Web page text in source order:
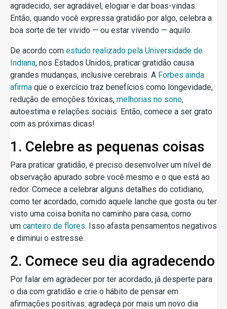
agradecido, ser agradável, elogiar e dar boas-vindas.
Então, quando você expressa gratidão por algo, celebra a
boa sorte de ter vivido — ou estar vivendo — aquilo.
De acordo com estudo realizado pela Universidade de
Indiana, nos Estados Unidos, praticar gratidão causa
grandes mudanças, inclusive cerebrais. A Forbes ainda
afirma que o exercício traz benefícios como longevidade,
redução de emoções tóxicas, melhorias no sono,
autoestima e relações sociais. Então, comece a ser grato
com as próximas dicas!
1. Celebre as pequenas coisas
Para praticar gratidão, é preciso desenvolver um nível de
observação apurado sobre você mesmo e o que está ao
redor. Comece a celebrar alguns detalhes do cotidiano,
como ter acordado, comido aquele lanche que gosta ou ter
visto uma coisa bonita no caminho para casa, como
um canteiro de flores. Isso afasta pensamentos negativos
e diminui o estresse.
2. Comece seu dia agradecendo
Por falar em agradecer por ter acordado, já desperte para
o dia com gratidão e crie o hábito de pensar em
afirmações positivas: agradeça por mais um novo dia